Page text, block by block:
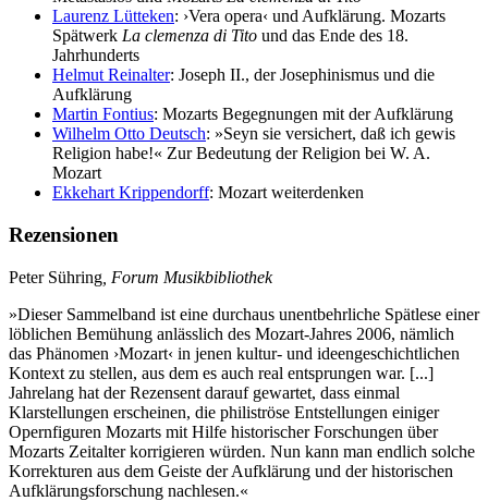
Laurenz Lütteken: ›Vera opera‹ und Aufklärung. Mozarts
Spätwerk La clemenza di Tito und das Ende des 18.
Jahrhunderts
Helmut Reinalter: Joseph II., der Josephinismus und die
Aufklärung
Martin Fontius: Mozarts Begegnungen mit der Aufklärung
Wilhelm Otto Deutsch: »Seyn sie versichert, daß ich gewis
Religion habe!« Zur Bedeutung der Religion bei W. A.
Mozart
Ekkehart Krippendorff: Mozart weiterdenken
Rezensionen
Peter Sühring , Forum Musikbibliothek
»Dieser Sammelband ist eine durchaus unentbehrliche Spätlese einer
löblichen Bemühung anlässlich des Mozart-Jahres 2006, nämlich
das Phänomen ›Mozart‹ in jenen kultur- und ideengeschichtlichen
Kontext zu stellen, aus dem es auch real entsprungen war. [...]
Jahrelang hat der Rezensent darauf gewartet, dass einmal
Klarstellungen erscheinen, die philiströse Entstellungen einiger
Opernfiguren Mozarts mit Hilfe historischer Forschungen über
Mozarts Zeitalter korrigieren würden. Nun kann man endlich solche
Korrekturen aus dem Geiste der Aufklärung und der historischen
Aufklärungsforschung nachlesen.«